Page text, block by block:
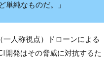
単純なものだ。」
人称視点）ドローンによる
開発はその脅威に対抗するた